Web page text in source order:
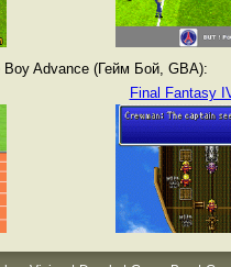
Advance (Гейм Бой, GBA):
Final Fantasy